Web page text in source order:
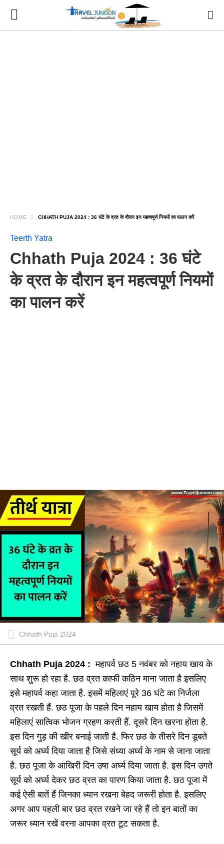
HOME CHHATH PUJA 2024 : 36 घंटे के व्रत के दौरान इन महत्वपूर्ण नियमों का पालन करें
Teerth Yatra
Chhath Puja 2024 : 36 घंटे
के व्रत के दौरान इन महत्वपूर्ण नियमों
का पालन करें
Chhath Puja 2024
Chhath Puja 2024 : महापर्व छठ 5 नवंबर को नहाय खाय के
साथ शुरू हो रहा है. छठ व्रत काफी कठिन माना जाता है इसलिए
इसे महापर्व कहा जाता है. इसमें महिलाएं पूरे 36 घंटे का निर्जला
व्रत रखती हैं. छठ पूजा के पहले दिन नहाय खाय होता है जिसमें
महिलाएं सात्विक भोजन ग्रहण करती हैं. दूसरे दिन खरना होता है.
इस दिन गुड़ की खीर बनाई जाती है. फिर छठ के तीसरे दिन डूबते
सूर्य को अर्घ्य दिया जाता है जिसे संध्या अर्घ्य के नाम से जाना जाता
है. छठ पूजा के आखिरी दिन उषा अर्घ्य दिया जाता है. इस दिन उगते
सूर्य को अर्घ्य देकर छठ व्रत का पारण किया जाता है. छठ पूजा में
कई ऐसी बातें हैं जिनका ध्यान रखना बेहद जरूरी होता है. इसलिए
अगर आप पहली बार छठ व्रत रखने जा रहे हैं तो इन बातों का
जरूर ध्यान रखें वरना आपका व्रत टूट सकता है.